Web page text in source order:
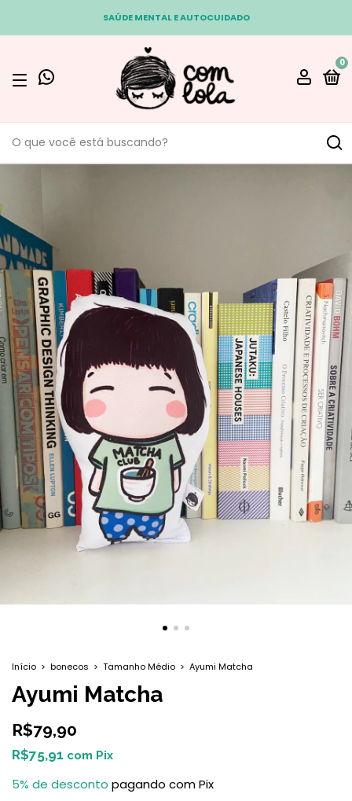
SAÚDE MENTAL E AUTOCUIDADO
0
Início > bonecos > Tamanho Médio > Ayumi Matcha
Ayumi Matcha
R$79,90
R$75,91 com Pix
5% de desconto pagando com Pix